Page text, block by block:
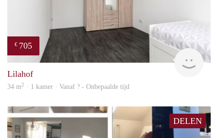
€ 705
Lilahof
34 m2 · 1 kamer · Vanaf ? - Onbepaalde tijd
DELEN